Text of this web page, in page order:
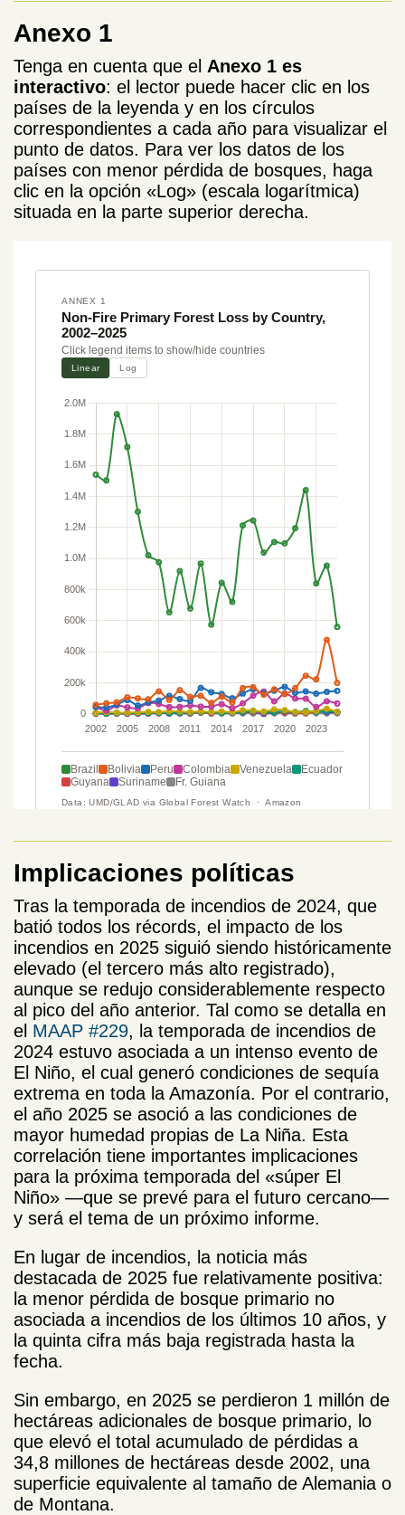
Anexo 1
Tenga en cuenta que el Anexo 1 es
interactivo: el lector puede hacer clic en los
países de la leyenda y en los círculos
correspondientes a cada año para visualizar el
punto de datos. Para ver los datos de los
países con menor pérdida de bosques, haga
clic en la opción «Log» (escala logarítmica)
situada en la parte superior derecha.
Implicaciones políticas
Tras la temporada de incendios de 2024, que
batió todos los récords, el impacto de los
incendios en 2025 siguió siendo históricamente
elevado (el tercero más alto registrado),
aunque se redujo considerablemente respecto
al pico del año anterior. Tal como se detalla en
el MAAP #229, la temporada de incendios de
2024 estuvo asociada a un intenso evento de
El Niño, el cual generó condiciones de sequía
extrema en toda la Amazonía. Por el contrario,
el año 2025 se asoció a las condiciones de
mayor humedad propias de La Niña. Esta
correlación tiene importantes implicaciones
para la próxima temporada del «súper El
Niño» —que se prevé para el futuro cercano—
y será el tema de un próximo informe.
En lugar de incendios, la noticia más
destacada de 2025 fue relativamente positiva:
la menor pérdida de bosque primario no
asociada a incendios de los últimos 10 años, y
la quinta cifra más baja registrada hasta la
fecha.
Sin embargo, en 2025 se perdieron 1 millón de
hectáreas adicionales de bosque primario, lo
que elevó el total acumulado de pérdidas a
34,8 millones de hectáreas desde 2002, una
superficie equivalente al tamaño de Alemania o
de Montana.